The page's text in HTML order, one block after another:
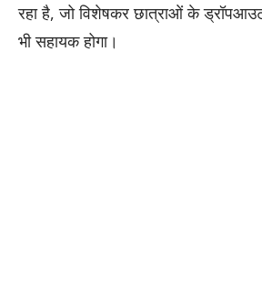
रहा है, जो विशेषकर छात्राओं के
भी सहायक होगा।